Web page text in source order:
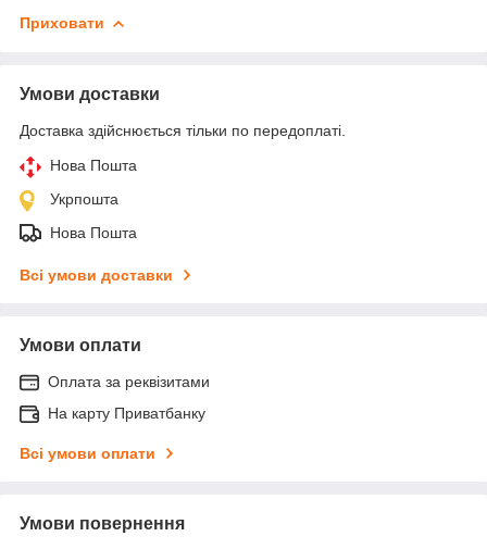
Приховати
Умови доставки
Доставка здійснюється тільки по передоплаті.
Нова Пошта
Укрпошта
Нова Пошта
Всі умови доставки
Умови оплати
Оплата за реквізитами
На карту Приватбанку
Всі умови оплати
Умови повернення